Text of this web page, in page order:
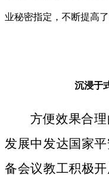
业秘密指定，不断提高
沉浸于
方便效果合
发展中发达国家
备会议教工积极